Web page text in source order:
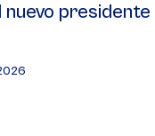
nuevo presidente